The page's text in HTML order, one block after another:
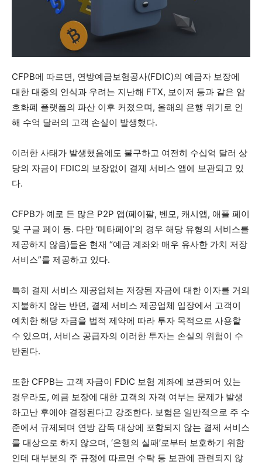
CFPB에 따르면, 연방예금보험공사(FDIC)의 예금자 보장에
대한 대중의 인식과 우려는 지난해 FTX, 보이저 등과 같은 암
호화폐 플랫폼의 파산 이후 커졌으며, 올해의 은행 위기로 인
해 수억 달러의 고객 손실이 발생했다.
이러한 사태가 발생했음에도 불구하고 여전히 수십억 달러 상
당의 자금이 FDIC의 보장없이 결제 서비스 앱에 보관되고 있
다.
CFPB가 예로 든 많은 P2P 앱(페이팔, 벤모, 캐시앱, 애플 페이
및 구글 페이 등. 다만 ‘메타페이’의 경우 해당 유형의 서비스를
제공하지 않음)들은 현재 “예금 계좌와 매우 유사한 가치 저장
서비스”를 제공하고 있다.
특히 결제 서비스 제공업체는 저장된 자금에 대한 이자를 거의
지불하지 않는 반면, 결제 서비스 제공업체 입장에서 고객이
예치한 해당 자금을 법적 제약에 따라 투자 목적으로 사용할
수 있으며, 서비스 공급자의 이러한 투자는 손실의 위험이 수
반된다.
또한 CFPB는 고객 자금이 FDIC 보험 계좌에 보관되어 있는
경우라도, 예금 보장에 대한 고객의 자격 여부는 문제가 발생
하고난 후에야 결정된다고 강조한다. 보험은 일반적으로 주 수
준에서 규제되며 연방 감독 대상에 포함되지 않는 결제 서비스
를 대상으로 하지 않으며, ‘은행의 실패’로부터 보호하기 위함
인데 대부분의 주 규정에 따르면 수탁 등 보관에 관련되지 않